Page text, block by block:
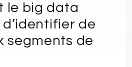
le big data
de
segments de